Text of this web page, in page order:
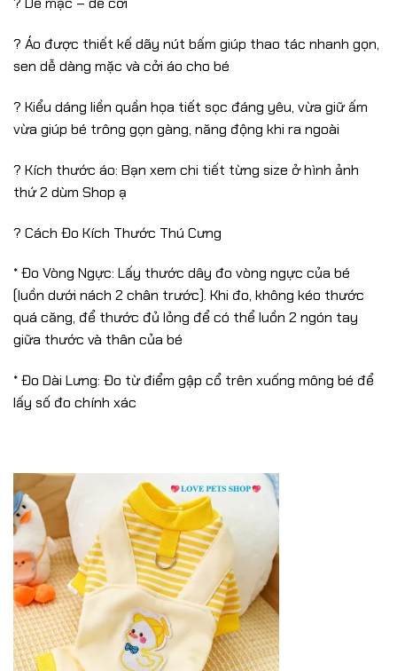
? Áo được thiết kế dãy nút bấm giúp thao tác nhanh gọn,
sen dễ dàng mặc và cởi áo cho bé
? Kiểu dáng liền quần họa tiết sọc đáng yêu, vừa giữ ấm
vừa giúp bé trông gọn gàng, năng động khi ra ngoài
? Kích thước áo: Bạn xem chi tiết từng size ở hình ảnh
thứ 2 dùm Shop ạ
? Cách Đo Kích Thước Thú Cưng
* Đo Vòng Ngực: Lấy thước dây đo vòng ngực của bé
(luồn dưới nách 2 chân trước). Khi đo, không kéo thước
quá căng, để thước đủ lỏng để có thể luồn 2 ngón tay
giữa thước và thân của bé
* Đo Dài Lưng: Đo từ điểm gập cổ trên xuống mông bé để
lấy số đo chính xác